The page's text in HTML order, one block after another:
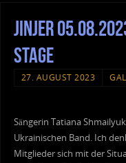
Jinjer
Stage
27. AUGUST 2023
Sängerin Tatiana
Ukrainischen Band. Ich
Mitglieder sich mit der